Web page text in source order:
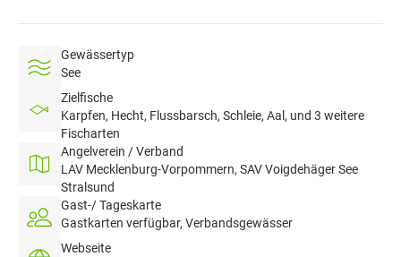
Gewässertyp
See
Zielfische
Karpfen, Hecht, Flussbarsch, Schleie, Aal, und 3 weitere
Fischarten
Angelverein / Verband
LAV Mecklenburg-Vorpommern, SAV Voigdehäger See
Stralsund
Gast-/ Tageskarte
Gastkarten verfügbar, Verbandsgewässer
Webseite